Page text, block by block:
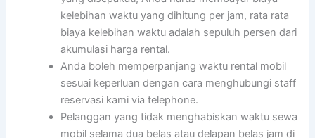
kelebihan waktu yang dihitung per jam, rata rata
biaya kelebihan waktu adalah sepuluh persen dari
akumulasi harga rental.
Anda boleh memperpanjang waktu rental mobil
sesuai keperluan dengan cara menghubungi staff
reservasi kami via telephone.
Pelanggan yang tidak menghabiskan waktu sewa
mobil selama dua belas atau delapan belas jam di